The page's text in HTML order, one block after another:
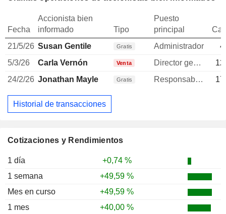
Cotizaciones y Rendimientos
1 día
+0,74 %
1 semana
+49,59 %
Mes en curso
+49,59 %
1 mes
+40,00 %
Fecha
Accionista bien
informado
Tipo
Puesto
principal
21/5/26 Susan Gentile Gratis Administrador
5/3/26
Carla Vernón Venta Director general
24/2/26 Jonathan Mayle Gratis Responsable ventes & marketing
Historial de transacciones